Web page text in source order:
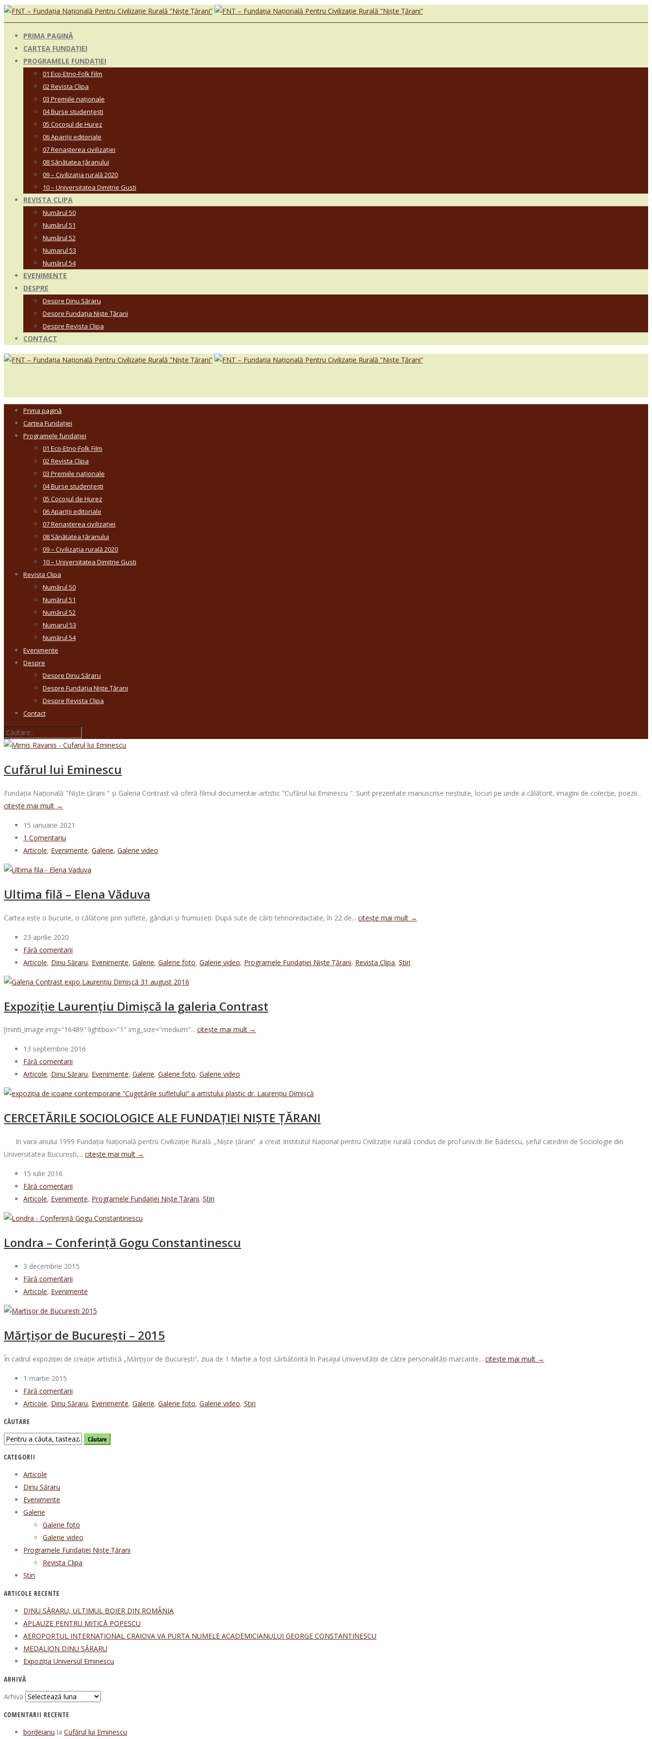
PRIMA PAGINĂ
CARTEA FUNDAȚIEI
PROGRAMELE FUNDAȚIEI
01 Eco-Etno-Folk Film
02 Revista Clipa
03 Premiile naționale
04 Burse studențești
05 Cocoșul de Hurez
06 Apariții editoriale
07 Renașterea civilizației
08 Sănătatea țăranului
09 – Civilizația rurală 2020
10 – Universitatea Dimitrie Gusti
REVISTA CLIPA
Numărul 50
Numărul 51
Numărul 52
Numarul 53
Numărul 54
EVENIMENTE
DESPRE
Despre Dinu Săraru
Despre Fundația Niște Țărani
Despre Revista Clipa
CONTACT
Prima pagină
Cartea Fundației
Programele fundației
01 Eco-Etno-Folk Film
02 Revista Clipa
03 Premiile naționale
04 Burse studențești
05 Cocoșul de Hurez
06 Apariții editoriale
07 Renașterea civilizației
08 Sănătatea țăranului
09 – Civilizația rurală 2020
10 – Universitatea Dimitrie Gusti
Revista Clipa
Numărul 50
Numărul 51
Numărul 52
Numarul 53
Numărul 54
Evenimente
Despre
Despre Dinu Săraru
Despre Fundația Niște Țărani
Despre Revista Clipa
Contact
Cufărul lui Eminescu
Fundația Națională "Niște țărani " și Galeria Contrast vă oferă filmul documentar-artistic "Cufărul lui Eminescu ". Sunt prezentate manuscrise neștiute, locuri pe unde a călătorit, imagini de colecție, poezii...
citește mai mult →
15 ianuarie 2021
1 Comentariu
Articole, Evenimente, Galerie, Galerie video
Ultima filă – Elena Văduva
Cartea este o bucurie, o călătorie prin suflete, gânduri și frumuseți. După sute de cărți tehnoredactate, în 22 de... citește mai mult →
23 aprilie 2020
Fără comentarii
Articole, Dinu Săraru, Evenimente, Galerie, Galerie foto, Galerie video, Programele Fundației Niște Țărani, Revista Clipa, Știri
Expoziție Laurențiu Dimișcă la galeria Contrast
[minti_image img="16489" lightbox="1" img_size="medium"... citește mai mult →
13 septembrie 2016
Fără comentarii
Articole, Dinu Săraru, Evenimente, Galerie, Galerie foto, Galerie video
CERCETĂRILE SOCIOLOGICE ALE FUNDAȚIEI NIȘTE ȚĂRANI
In vara anului 1999 Fundaţia Naţională pentru Civilizaţie Rurală ,,Nişte ţărani’’ a creat Institutul Naţional pentru Civilizaţie rurală condus de prof.univ.dr.Ilie Bădescu, şeful catedrei de Sociologie din
Universitatea Bucureşti,... citește mai mult →
15 iulie 2016
Fără comentarii
Articole, Evenimente, Programele Fundației Niște Țărani, Știri
Londra – Conferință Gogu Constantinescu
3 decembrie 2015
Fără comentarii
Articole, Evenimente
Mărțișor de București – 2015
În cadrul expoziției de creație artistică „Mărțişor de București”, ziua de 1 Martie a fost sărbătorită în Pasajul Universității de către personalități marcante... citește mai mult →
1 martie 2015
Fără comentarii
Articole, Dinu Săraru, Evenimente, Galerie, Galerie foto, Galerie video, Știri
CĂUTARE
CATEGORII
Articole
Dinu Săraru
Evenimente
Galerie
Galerie foto
Galerie video
Programele Fundației Niște Țărani
Revista Clipa
Știri
ARTICOLE RECENTE
DINU SĂRARU, ULTIMUL BOIER DIN ROMÂNIA
APLAUZE PENTRU MITICĂ POPESCU
AEROPORTUL INTERNAȚIONAL CRAIOVA VA PURTA NUMELE ACADEMICIANULUI GEORGE CONSTANTINESCU
MEDALION DINU SĂRARU
Expoziția Universul Eminescu
ARHIVĂ
Arhivă
COMENTARII RECENTE
bordeianu la Cufărul lui Eminescu